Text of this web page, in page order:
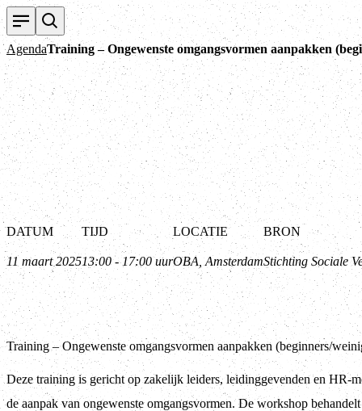
AgendaTraining – Ongewenste omgangsvormen aanpakken
DATUM
11 maart 2025
TIJD
13:00 - 17:00 uur
LOCATIE
OBA, Amsterdam
BRON
Stichting Sociale
Training – Ongewenste omgangsvormen aanpakken (beginners/
Deze training is gericht op zakelijk leiders, leidinggevenden en HR-
de aanpak van ongewenste omgangsvormen. De workshop